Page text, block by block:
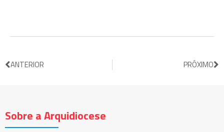
ANTERIOR PRÓXIMO
Sobre a Arquidiocese